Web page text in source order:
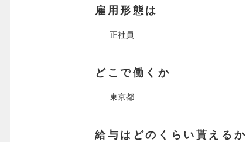
雇用形態は
正社員
どこで働くか
東京都
給与はどのくらい貰えるか